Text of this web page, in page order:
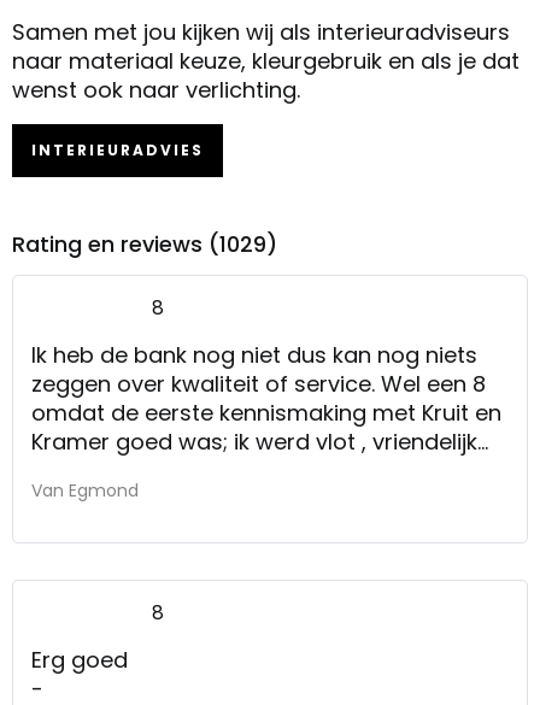
Samen met jou kijken wij als interieuradviseurs
naar materiaal keuze, kleurgebruik en als je dat
wenst ook naar verlichting.
INTERIEURADVIES
Rating en reviews (1029)
8
Ik heb de bank nog niet dus kan nog niets
zeggen over kwaliteit of service. Wel een 8
omdat de eerste kennismaking met Kruit en
Kramer goed was; ik werd vlot , vriendelijk
Van Egmond
8
Erg goed
-